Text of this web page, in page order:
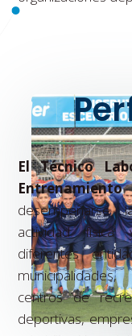
El Técnico
desempeñarse
actividad física
diferentes
centros de
deportivas,